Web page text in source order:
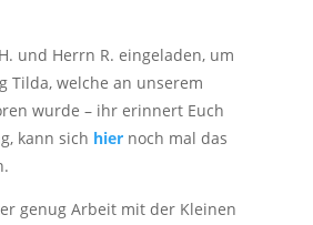
und Herrn R. eingeladen, um
Tilda, welche an unserem
wurde – ihr erinnert Euch
kann sich hier noch mal das
genug Arbeit mit der Kleinen